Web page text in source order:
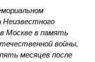
Москве в память
войны,
месяцев после